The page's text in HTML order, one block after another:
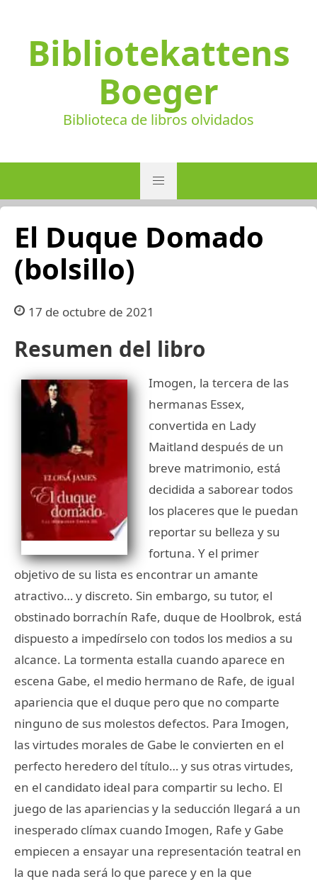
Bibliotekattens
Boeger
Biblioteca de libros olvidados
El Duque Domado
(bolsillo)
17 de octubre de 2021
Resumen del libro
Imogen, la tercera de las
hermanas Essex,
convertida en Lady
Maitland después de un
breve matrimonio, está
decidida a saborear todos
los placeres que le puedan
reportar su belleza y su
fortuna. Y el primer
objetivo de su lista es encontrar un amante
atractivo… y discreto. Sin embargo, su tutor, el
obstinado borrachín Rafe, duque de Hoolbrok, está
dispuesto a impedírselo con todos los medios a su
alcance. La tormenta estalla cuando aparece en
escena Gabe, el medio hermano de Rafe, de igual
apariencia que el duque pero que no comparte
ninguno de sus molestos defectos. Para Imogen,
las virtudes morales de Gabe le convierten en el
perfecto heredero del título… y sus otras virtudes,
en el candidato ideal para compartir su lecho. El
juego de las apariencias y la seducción llegará a un
inesperado clímax cuando Imogen, Rafe y Gabe
empiecen a ensayar una representación teatral en
la que nada será lo que parece y en la que